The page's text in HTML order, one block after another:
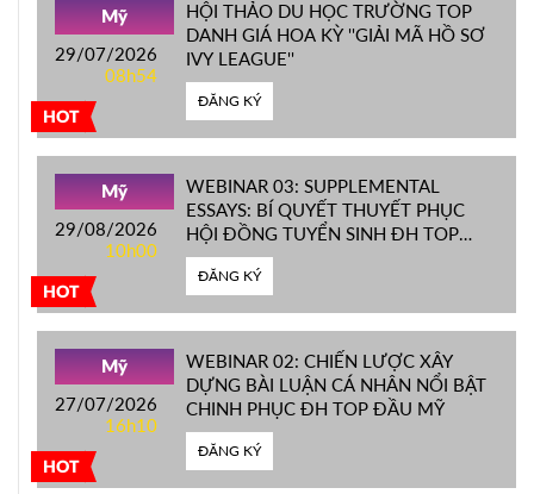
HOT
Mỹ
29/07/2026
08h54
HỘI THẢO DU HỌC TRƯỜNG TOP
DANH GIÁ HOA KỲ ''GIẢI MÃ HỒ SƠ
IVY LEAGUE''
ĐĂNG KÝ
HOT
Mỹ
29/08/2026
10h00
WEBINAR 03: SUPPLEMENTAL
ESSAYS: BÍ QUYẾT THUYẾT PHỤC
HỘI ĐỒNG TUYỂN SINH ĐH TOP
ĐẦU MỸ
ĐĂNG KÝ
HOT
Mỹ
27/07/2026
16h10
WEBINAR 02: CHIẾN LƯỢC XÂY
DỰNG BÀI LUẬN CÁ NHÂN NỔI BẬT
CHINH PHỤC ĐH TOP ĐẦU MỸ
ĐĂNG KÝ